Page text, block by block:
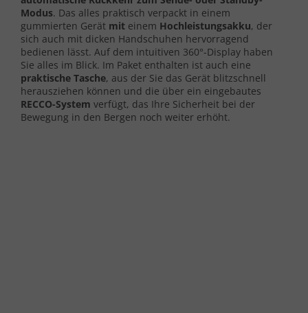
Modus. Das alles praktisch verpackt in einem
gummierten Gerät mit einem Hochleistungsakku, der
sich auch mit dicken Handschuhen hervorragend
bedienen lässt. Auf dem intuitiven 360°-Display haben
Sie alles im Blick. Im Paket enthalten ist auch eine
praktische Tasche, aus der Sie das Gerät blitzschnell
herausziehen können und die über ein eingebautes
RECCO-System verfügt, das Ihre Sicherheit bei der
Bewegung in den Bergen noch weiter erhöht.